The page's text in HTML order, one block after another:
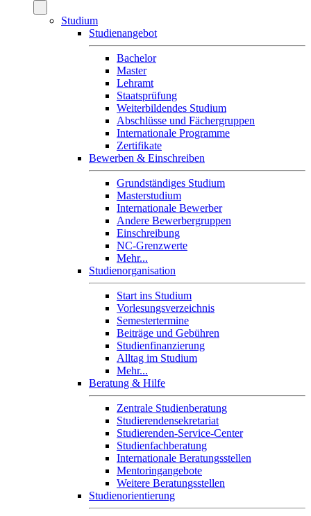
Studium
Studienangebot
Bachelor
Master
Lehramt
Staatsprüfung
Weiterbildendes Studium
Abschlüsse und Fächergruppen
Internationale Programme
Zertifikate
Bewerben & Einschreiben
Grundständiges Studium
Masterstudium
Internationale Bewerber
Andere Bewerbergruppen
Einschreibung
NC-Grenzwerte
Mehr...
Studienorganisation
Start ins Studium
Vorlesungsverzeichnis
Semestertermine
Beiträge und Gebühren
Studienfinanzierung
Alltag im Studium
Mehr...
Beratung & Hilfe
Zentrale Studienberatung
Studierendensekretariat
Studierenden-Service-Center
Studienfachberatung
Internationale Beratungsstellen
Mentoringangebote
Weitere Beratungsstellen
Studienorientierung